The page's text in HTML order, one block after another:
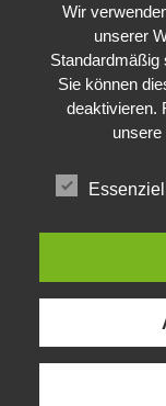
Wir
unserer
Standardmäßig
Sie können
deaktivieren.
unsere
Essenziell